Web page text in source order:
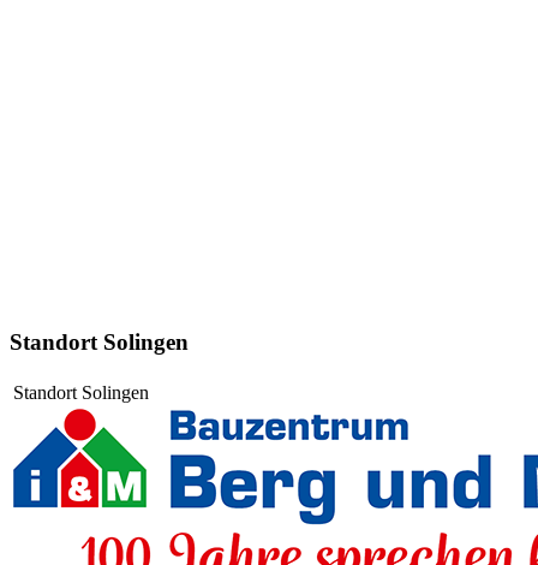
Standort Solingen
Standort Solingen